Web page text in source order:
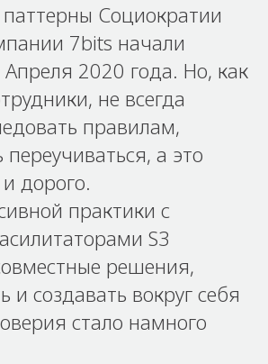
Социократии
7bits начали
2020 года. Но, как
не всегда
правилам,
а это
дорого.
практики с
S3
решения,
и создавать вокруг себя
стало намного